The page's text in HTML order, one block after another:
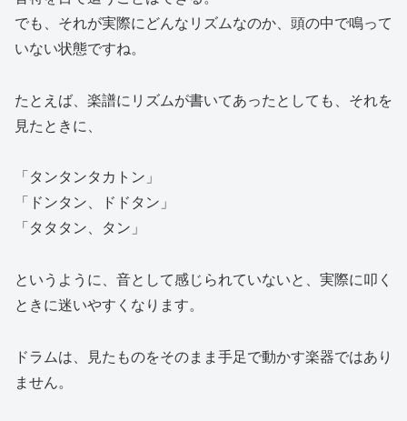
でも、それが実際にどんなリズムなのか、頭の中で鳴って
いない状態ですね。
たとえば、楽譜にリズムが書いてあったとしても、それを
見たときに、
「タンタンタカトン」
「ドンタン、ドドタン」
「タタタン、タン」
というように、音として感じられていないと、実際に叩く
ときに迷いやすくなります。
ドラムは、見たものをそのまま手足で動かす楽器ではあり
ません。